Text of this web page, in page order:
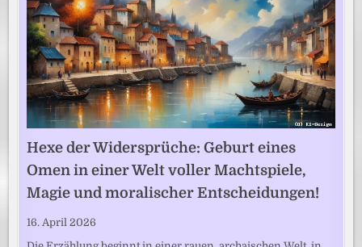
Hexe der Widersprüche: Geburt eines
Omen in einer Welt voller Machtspiele,
Magie und moralischer Entscheidungen!
16. April 2026